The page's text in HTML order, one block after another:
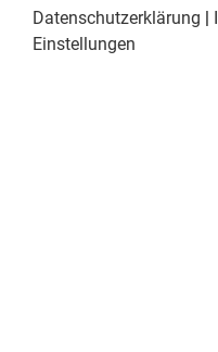
Datenschutzerklärung
Einstellungen